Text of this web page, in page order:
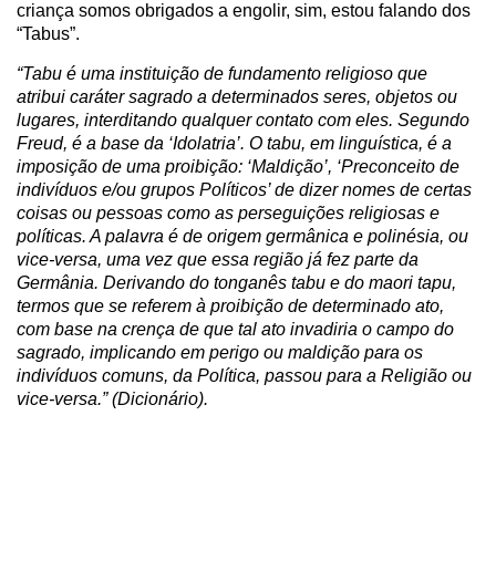
criança somos obrigados a engolir, sim, estou falando dos
“Tabus”.
“Tabu é uma instituição de fundamento religioso que
atribui caráter sagrado a determinados seres, objetos ou
lugares, interditando qualquer contato com eles. Segundo
Freud, é a base da ‘Idolatria’. O tabu, em linguística, é a
imposição de uma proibição: ‘Maldição’, ‘Preconceito de
indivíduos e/ou grupos Políticos’ de dizer nomes de certas
coisas ou pessoas como as perseguições religiosas e
políticas. A palavra é de origem germânica e polinésia, ou
vice-versa, uma vez que essa região já fez parte da
Germânia. Derivando do tonganês tabu e do maori tapu,
termos que se referem à proibição de determinado ato,
com base na crença de que tal ato invadiria o campo do
sagrado, implicando em perigo ou maldição para os
indivíduos comuns, da Política, passou para a Religião ou
vice-versa.” (Dicionário).